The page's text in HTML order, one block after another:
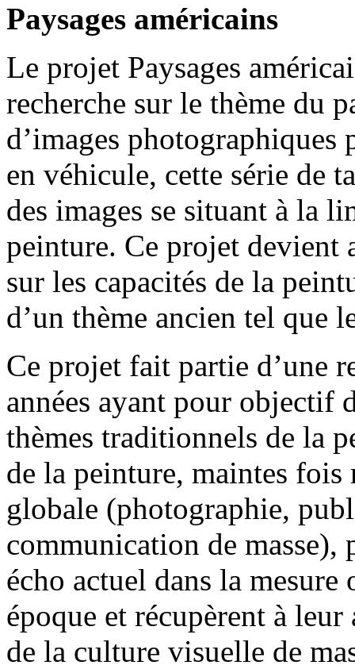
Paysages américains
Le projet Paysages
recherche sur le thème du
d’images photographiques
en véhicule, cette série de
des images se situant à la
peinture. Ce projet devient
sur les capacités de la
d’un thème ancien tel que
Ce projet fait partie d’une
années ayant pour objectif
thèmes traditionnels de la
de la peinture, maintes
globale (photographie,
communication de
écho actuel dans la
époque et récupèrent à
de la culture visuelle de